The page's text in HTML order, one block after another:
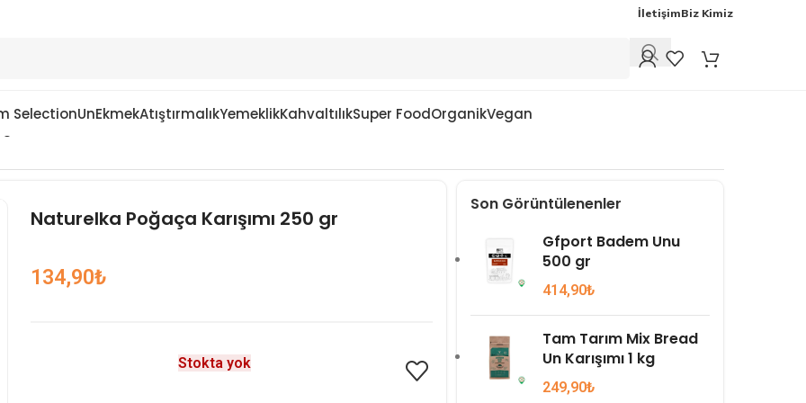
İletişimBiz Kimiz
SelectionUnEkmekAtıştırmalıkYemeklikKahvaltılıkSuper FoodOrganikVegan
Naturelka Poğaça Karışımı 250 gr
134,90₺
Stokta yok
Son Görüntülenenler
Gfport Badem Unu
500 gr
414,90₺
Tam Tarım Mix Bread
Un Karışımı 1 kg
249,90₺